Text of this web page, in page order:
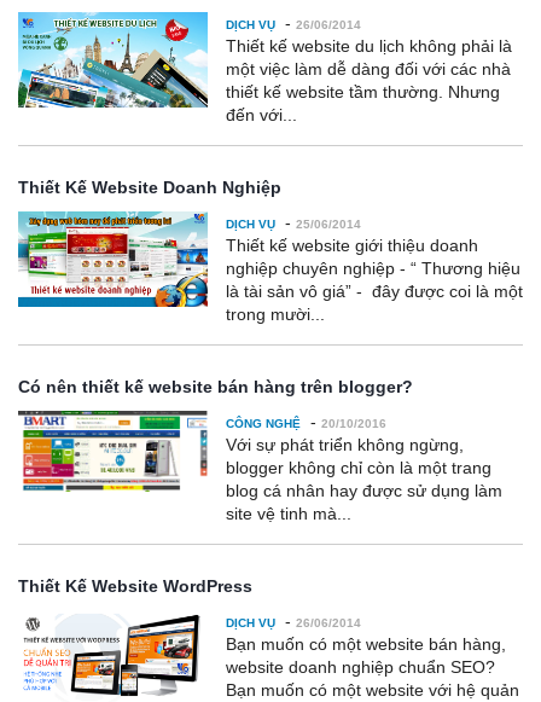
DỊCH VỤ - 26/06/2014
Thiết kế website du lịch không phải là
một việc làm dễ dàng đối với các nhà
thiết kế website tầm thường. Nhưng
đến với...
Thiết Kế Website Doanh Nghiệp
DỊCH VỤ - 25/06/2014
Thiết kế website giới thiệu doanh
nghiệp chuyên nghiệp - “ Thương hiệu
là tài sản vô giá” - đây được coi là một
trong mười...
Có nên thiết kế website bán hàng trên blogger?
CÔNG NGHỆ - 20/10/2016
Với sự phát triển không ngừng,
blogger không chỉ còn là một trang
blog cá nhân hay được sử dụng làm
site vệ tinh mà...
Thiết Kế Website WordPress
DỊCH VỤ - 26/06/2014
Bạn muốn có một website bán hàng,
website doanh nghiệp chuẩn SEO?
Bạn muốn có một website với hệ quản